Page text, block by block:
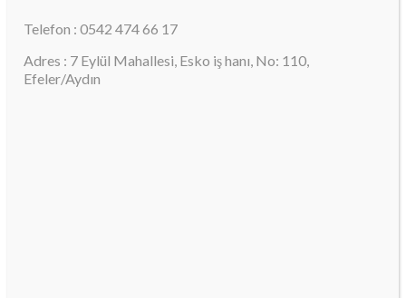
Telefon : 0542 474 66 17
Adres : 7 Eylül Mahallesi, Esko iş hanı, No: 110,
Efeler/Aydın